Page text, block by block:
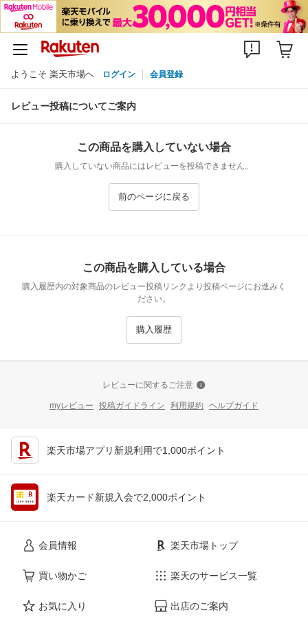
ようこそ 楽天市場へ ログイン 会員登録
レビュー投稿についてご案内
この商品を購入していない場合
購入していない商品にはレビューを投稿できません。
前のページに戻る
この商品を購入している場合
購入履歴内の対象商品のレビュー投稿リンクより投稿ページにお進みく
ださい。
購入履歴
レビューに関するご注意
myレビュー 投稿ガイドライン 利用規約 ヘルプガイド
楽天市場アプリ新規利用で1,000ポイント
楽天カード新規入会で2,000ポイント
会員情報
買い物かご
お気に入り
楽天市場トップ
楽天のサービス一覧
出店のご案内